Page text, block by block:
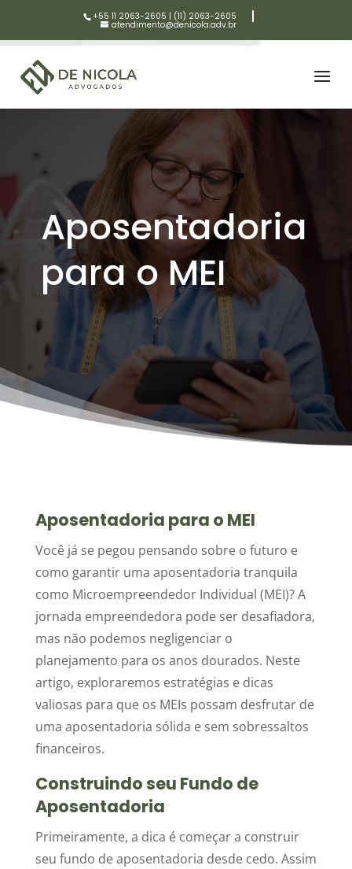
+55 11 2063-2605 | (11) 2063-2605
atendimento@denicola.adv.br
Aposentadoria
para o MEI
Aposentadoria para o MEI
Você já se pegou pensando sobre o futuro e
como garantir uma aposentadoria tranquila
como Microempreendedor Individual (MEI)? A
jornada empreendedora pode ser desafiadora,
mas não podemos negligenciar o
planejamento para os anos dourados. Neste
artigo, exploraremos estratégias e dicas
valiosas para que os MEIs possam desfrutar de
uma aposentadoria sólida e sem sobressaltos
financeiros.
Construindo seu Fundo de
Aposentadoria
Primeiramente, a dica é começar a construir
seu fundo de aposentadoria desde cedo. Assim